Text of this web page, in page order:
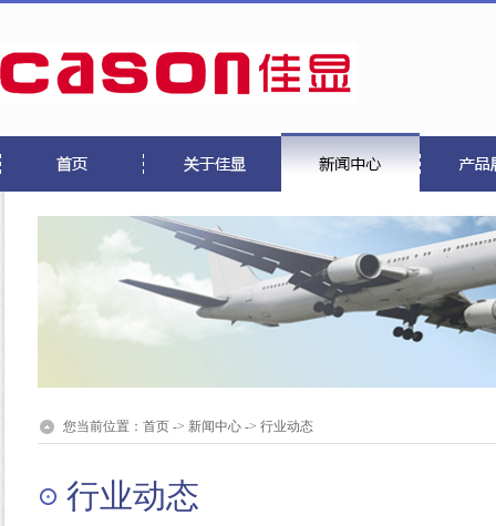
您当前位置： 首页 -> 新闻中心 -> 行业动态
行业动态